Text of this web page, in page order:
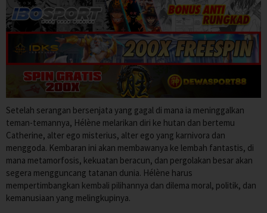
Setelah serangan bersenjata yang gagal di mana ia meninggalkan
teman-temannya, Hélène melarikan diri ke hutan dan bertemu
Catherine, alter ego misterius, alter ego yang karnivora dan
menggoda. Kembaran ini akan membawanya ke lembah fantastis, di
mana metamorfosis, kekuatan beracun, dan pergolakan besar akan
segera mengguncang tatanan dunia. Hélène harus
mempertimbangkan kembali pilihannya dan dilema moral, politik, dan
kemanusiaan yang melingkupinya.